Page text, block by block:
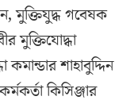
মুক্তিযুদ্ধ গবেষক
মুক্তিযোদ্ধা
শাহাবুদ্দিন
কিসিঞ্জার